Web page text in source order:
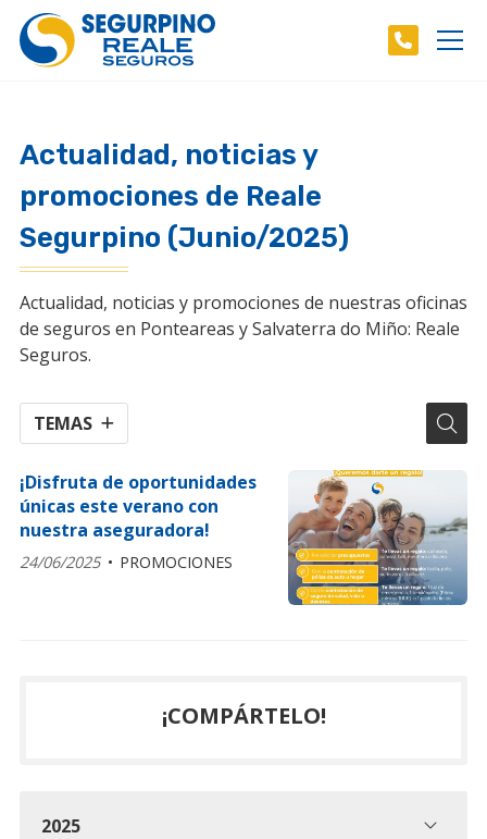
Actualidad, noticias y
promociones de Reale
Segurpino (Junio/2025)
Actualidad, noticias y promociones de nuestras oficinas
de seguros en Ponteareas y Salvaterra do Miño: Reale
Seguros.
TEMAS
¡Disfruta de oportunidades
únicas este verano con
nuestra aseguradora!
24/06/2025 PROMOCIONES
¡COMPÁRTELO!
2025